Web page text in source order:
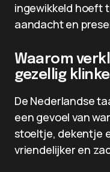
ingewikkeld hoeft
aandacht en
Waarom
gezellig
De Nederlandse
een gevoel van
stoeltje, dekentje
vriendelijker en